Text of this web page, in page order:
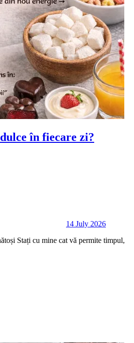
în fiecare zi?
14 July 2026
Stați cu mine cat vă permite timpul,